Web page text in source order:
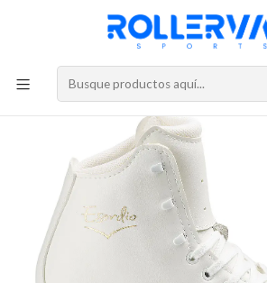
DESPACHOS A TODO